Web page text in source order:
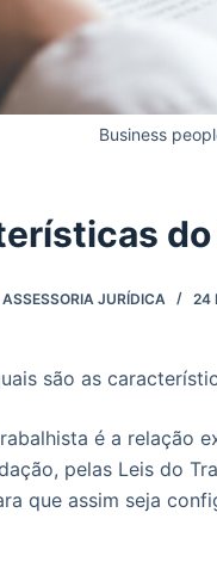
Business
JURÍDICA 24
são as
é a relação
pelas Leis do
que assim seja